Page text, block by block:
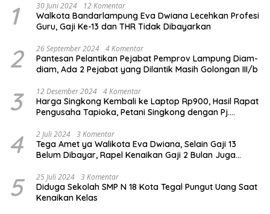
1 30 Juni 2024 12 Komentar
Walkota Bandarlampung Eva Dwiana Lecehkan Profesi
Guru, Gaji Ke-13 dan THR Tidak Dibayarkan
2 26 September 2024 4 Komentar
Pantesan Pelantikan Pejabat Pemprov Lampung Diam-
diam, Ada 2 Pejabat yang Dilantik Masih Golongan III/b
3 12 Desember 2024 4 Komentar
Harga Singkong Kembali ke Laptop Rp900, Hasil Rapat
Pengusaha Tapioka, Petani Singkong dengan Pj.
4 2 Juli 2024 3 Komentar
Tega Amet ya Walikota Eva Dwiana, Selain Gaji 13
Belum Dibayar, Rapel Kenaikan Gaji 2 Bulan Juga
5 25 Juli 2024 3 Komentar
Diduga Sekolah SMP N 18 Kota Tegal Pungut Uang Saat
Kenaikan Kelas